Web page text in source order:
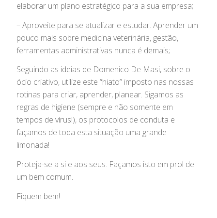
elaborar um plano estratégico para a sua empresa;
– Aproveite para se atualizar e estudar. Aprender um
pouco mais sobre medicina veterinária, gestão,
ferramentas administrativas nunca é demais;
Seguindo as ideias de Domenico De Masi, sobre o
ócio criativo, utilize este “hiato” imposto nas nossas
rotinas para criar, aprender, planear. Sigamos as
regras de higiene (sempre e não somente em
tempos de vírus!), os protocolos de conduta e
façamos de toda esta situação uma grande
limonada!
Proteja-se a si e aos seus. Façamos isto em prol de
um bem comum.
Fiquem bem!